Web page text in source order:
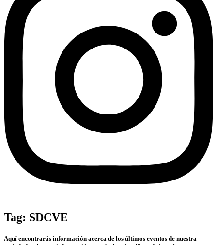
Tag: SDCVE
Aquí encontrarás información acerca de los últimos eventos de nuestra